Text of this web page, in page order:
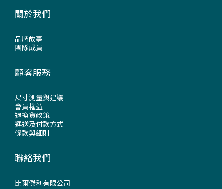
關於我們
品牌故事
團隊成員
顧客服務
尺寸測量與建議
會員權益
退換貨政策
運送及付款方式
條款與細則
聯絡我們
比爾傑利有限公司